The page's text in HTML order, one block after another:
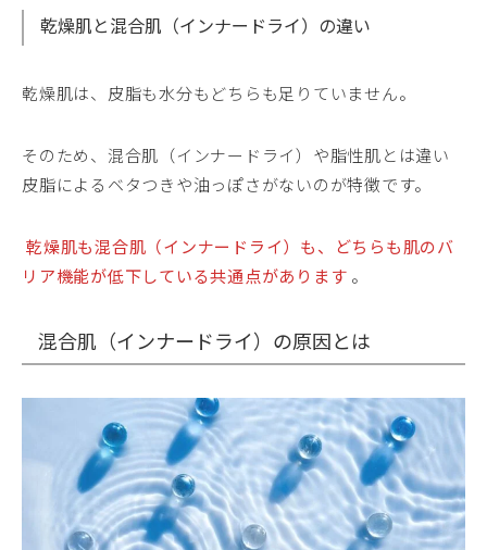
乾燥肌と混合肌（インナードライ）の違い
乾燥肌は、皮脂も水分もどちらも足りていません。
そのため、混合肌（インナードライ）や脂性肌とは違い
皮脂によるベタつきや油っぽさがないのが特徴です。
乾燥肌も混合肌（インナードライ）も、どちらも肌のバ
リア機能が低下している共通点があります 。
混合肌（インナードライ）の原因とは